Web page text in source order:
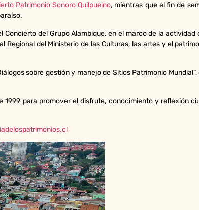
Patrimonio Sonoro Quilpueino, mientras que el fin de
del Grupo Alambique, en el marco de la actividad
del Ministerio de las Culturas, las artes y el
sobre gestión y manejo de Sitios Patrimonio
para promover el disfrute, conocimiento y reflexión